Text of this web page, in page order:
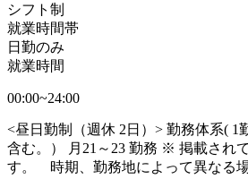
シフト制
就業時間帯
日勤のみ
就業時間
00:00~24:00
<昼日勤制（週休 2日）> 勤務体系( 1
含む。） 月21～23 勤務 ※ 掲載され
す。 時期、勤務地によって異なる場